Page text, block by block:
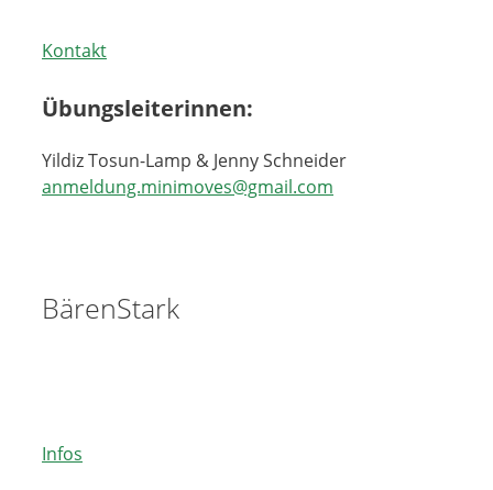
Kontakt
Übungsleiterinnen:
Yildiz Tosun-Lamp & Jenny Schneider
anmeldung.minimoves@gmail.com
BärenStark
Infos